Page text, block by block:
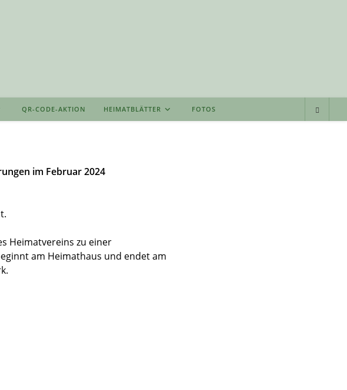
QR-CODE-AKTION HEIMATBLÄTTER FOTOS
im Februar 2024
Heimatvereins zu einer
am Heimathaus und endet am